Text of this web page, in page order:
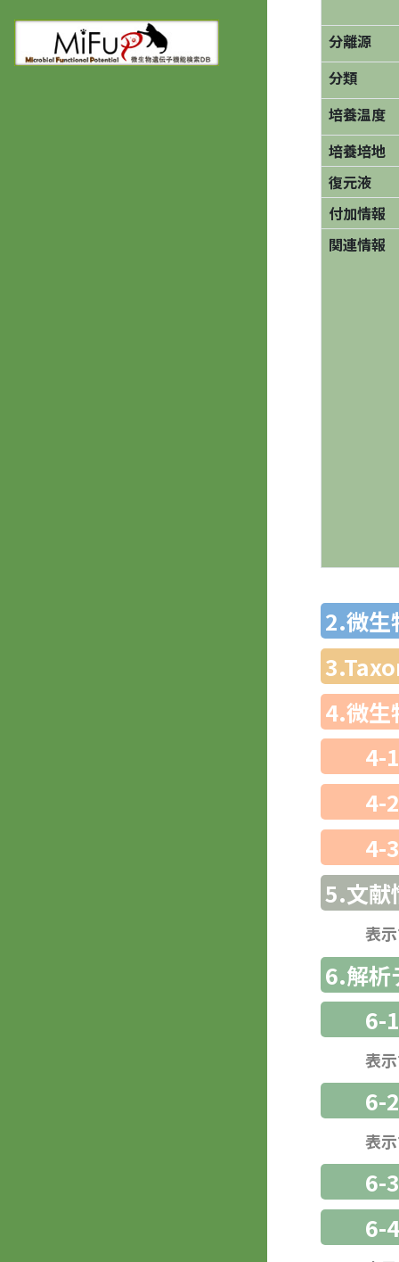
分離源
分類
培養温度
培養培地
復元液
付加情報
関連情報
2.微生
4.微生
4-
4-
4-
5.文献
表
6.解析
6-
表
6-
表
6-
6-